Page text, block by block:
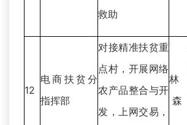
救助
12
电商扶贫分
指挥部
对接精准扶贫重
点村，开展网络
农产品整合与开
发，上网交易，
林
森